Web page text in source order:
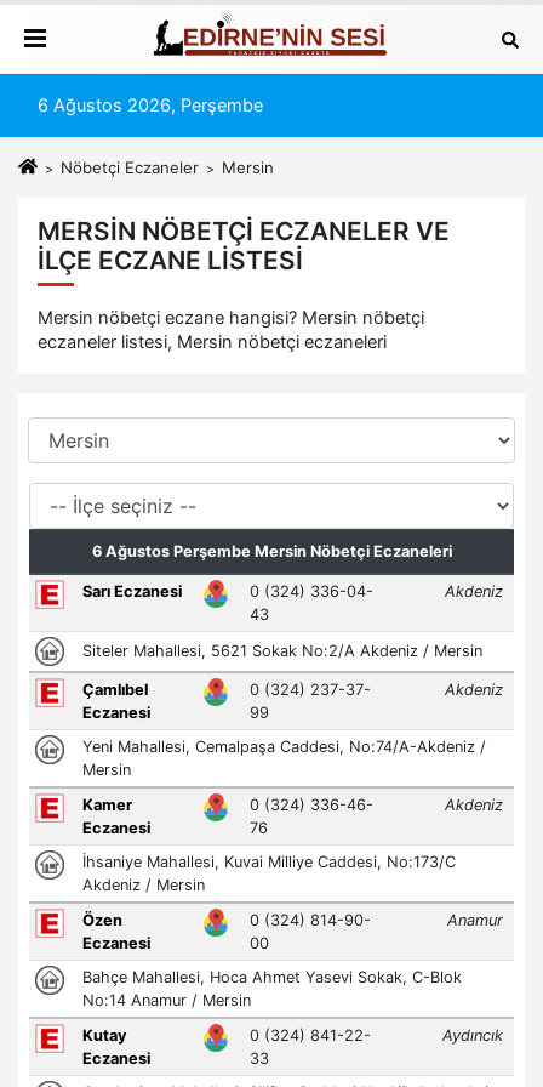
6 Ağustos 2026, Perşembe
Nöbetçi Eczaneler Mersin
MERSIN NÖBETÇI ECZANELER VE
İLÇE ECZANE LISTESI
Mersin nöbetçi eczane hangisi? Mersin nöbetçi
eczaneler listesi, Mersin nöbetçi eczaneleri